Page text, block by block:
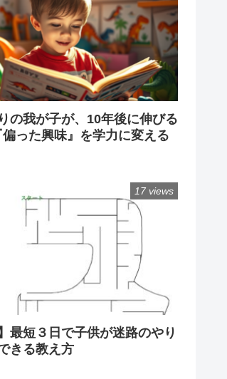
の我が子が、10年後に伸びる
った興味』を学力に変える
最短３日で子供が迷路のやり
きる教え方
17 views